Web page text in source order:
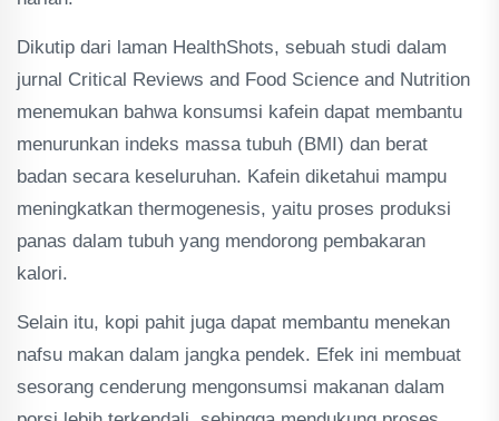
Dikutip dari laman HealthShots, sebuah studi dalam
jurnal Critical Reviews and Food Science and Nutrition
menemukan bahwa konsumsi kafein dapat membantu
menurunkan indeks massa tubuh (BMI) dan berat
badan secara keseluruhan. Kafein diketahui mampu
meningkatkan thermogenesis, yaitu proses produksi
panas dalam tubuh yang mendorong pembakaran
kalori.
Selain itu, kopi pahit juga dapat membantu menekan
nafsu makan dalam jangka pendek. Efek ini membuat
sesorang cenderung mengonsumsi makanan dalam